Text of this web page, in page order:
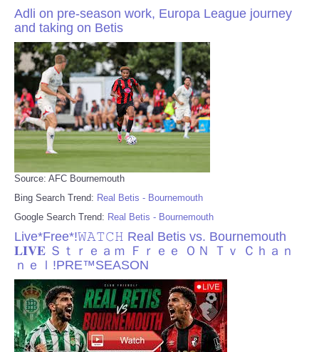
Adli on pre-season work, Europa League journey
and taking on Betis
Source: AFC Bournemouth
Bing Search Trend: Real Betis - Bournemouth
Google Search Trend: Real Betis - Bournemouth
Live*Free*!𝚆𝙰𝚃𝙲𝙷 Real Betis vs. Bournemouth
𝐋𝐈𝐕𝐄 Ｓｔｒｅａｍ Ｆｒｅｅ ＯＮ Ｔｖ Ｃｈａｎ
ｎｅｌ!PRE™SEASON